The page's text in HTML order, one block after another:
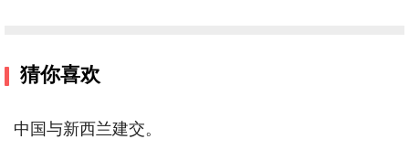
猜你喜欢
中国与新西兰建交。